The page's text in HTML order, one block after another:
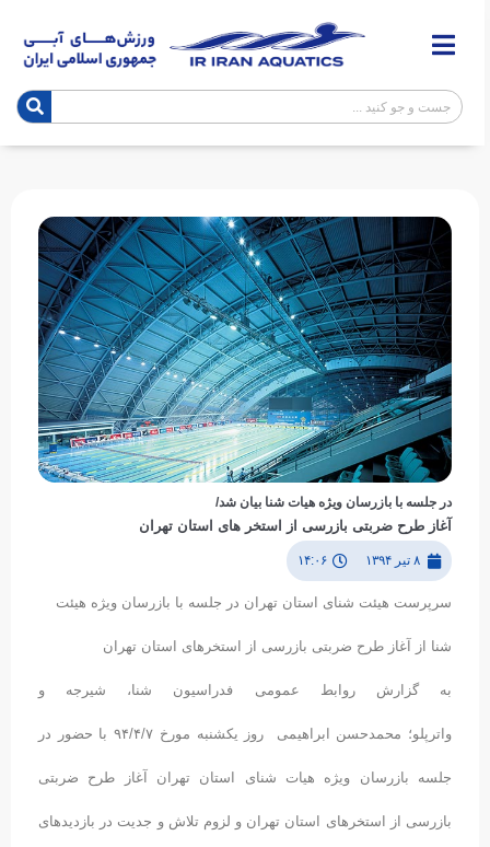
در جلسه با بازرسان ویژه هیات شنا بیان شد/
آغاز طرح ضربتی بازرسی از استخر های استان تهران
۸ تیر ۱۳۹۴ ۱۴:۰۶
سرپرست هیئت شنای استان تهران در جلسه با بازرسان ویژه هیئت
شنا از آغاز طرح ضربتی بازرسی از استخرهای استان تهران
به گزارش روابط عمومی فدراسیون شنا، شیرجه و
واترپلو؛ محمدحسن ابراهیمی روز یکشنبه مورخ ۹۴/۴/۷ با حضور در
جلسه بازرسان ویژه هیات شنای استان تهران آغاز طرح ضربتی
بازرسی از استخرهای استان تهران و لزوم تلاش و جدیت در بازدیدهای